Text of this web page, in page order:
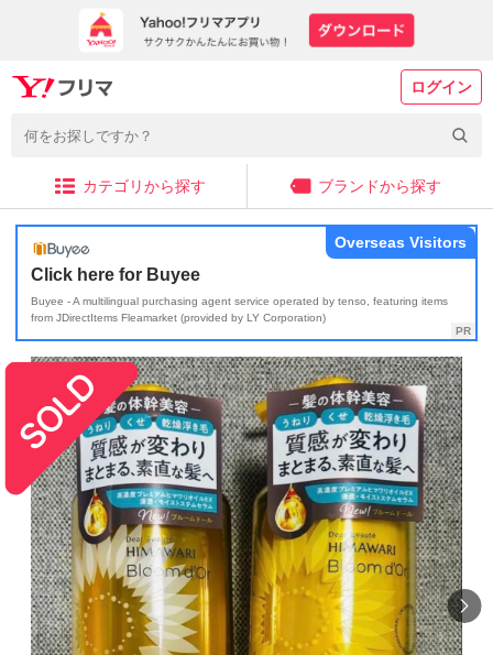
ログイン
カテゴリから探す ブランドから探す
Click here for Buyee
Buyee - A multilingual purchasing agent service operated by tenso, featuring items
from JDirectItems Fleamarket (provided by LY Corporation)
Overseas Visitors